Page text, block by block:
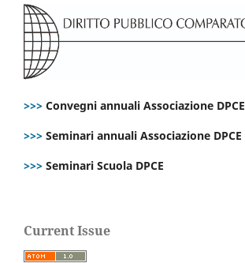
>>> Convegni annuali Associazione DPCE
>>> Seminari annuali Associazione DPCE
>>> Seminari Scuola DPCE
Current Issue